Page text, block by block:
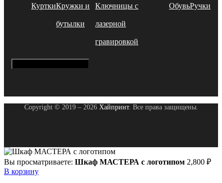
КурткиКружки и
бутылки
Ключницы с
лазерной
гравировкой
ОбувьРучки
Copyright © 2019 – 2026 Хайпринт. Все права защищены.
Вы просматриваете: Шкаф МАСТЕРА с логотипом 2,800 ₽
В корзину